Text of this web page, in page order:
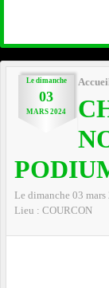
Le dimanche
03
MARS 2024
Le dimanche 03 mars
Lieu : COURCON